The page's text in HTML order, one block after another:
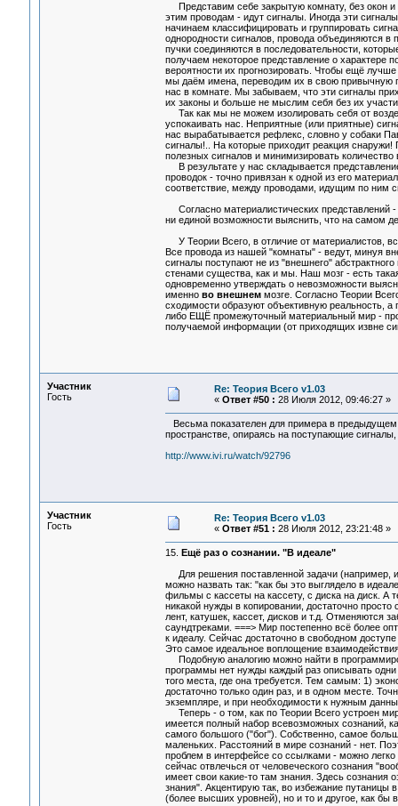
Представим себе закрытую комнату, без окон и
этим проводам - идут сигналы. Иногда эти
начинаем классифицировать и группировать
однородности сигналов, провода объединяются в
пучки соединяются в последовательности,
получаем некоторое представление о
вероятности их прогнозировать. Чтобы ещё
мы даём имена, переводим их в свою привычную
нас в комнате. Мы забываем, что эти сигналы
их законы и больше не мыслим себя без их
Так как мы не можем изолировать себя от
успокаивать нас. Неприятные (или приятные)
нас вырабатывается рефлекс, словно у собаки
сигналы!.. На которые приходит реакция
полезных сигналов и минимизировать
В результате у нас складывается
проводок - точно привязан к одной из его
соответствие, между проводами, идущим по
Согласно материалистических представлений -
ни единой возможности выяснить, что на самом
У Теории Всего, в отличие от материалистов,
Все провода из нашей "комнаты" - ведут, минуя
сигналы поступают не из "внешнего"
стенами существа, как и мы. Наш мозг - есть
одновременно утверждать о невозможности
именно во внешнеммозге. Согласно Теории
сходимости образуют объективную реальность,
либо ЕЩЁ промежуточный материальный мир -
получаемой информации (от приходящих извне
Участник
Гость
Re: Теория Всего v1.03
« Ответ #50 : 28 Июля 2012, 09:46:27 »
Весьма показателен для примера в
пространстве, опираясь на поступающие
http://www.ivi.ru/watch/92796
Участник
Гость
Re: Теория Всего v1.03
« Ответ #51 : 28 Июля 2012, 23:21:48 »
15.
Ещё раз о сознании. "В идеале"
Для решения поставленной задачи (например,
можно назвать так: "как бы это выглядело в
фильмы с кассеты на кассету, с диска на диск. А
никакой нужды в копировании, достаточно
лент, катушек, кассет, дисков и т.д. Отменяются
саундтреками. ===> Мир постепенно всё более
к идеалу. Сейчас достаточно в свободном
Это самое идеальное воплощение
Подобную аналогию можно найти в
программы нет нужды каждый раз описывать
того места, где она требуется. Тем самым: 1)
достаточно только один раз, и в одном месте.
экземпляре, и при необходимости к нужным
Теперь - о том, как по Теории Всего устроен
имеется полный набор всевозможных сознаний,
самого большого ("бог"). Собственно, самое
маленьких. Расстояний в мире сознаний - нет.
проблем в интерфейсе со ссылками - можно легко
сейчас отвлечься от человеческого сознания
имеет свои какие-то там знания. Здесь сознания
знания". Акцентирую так, во избежание путаницы
(более высших уровней), но и то и другое, как бы